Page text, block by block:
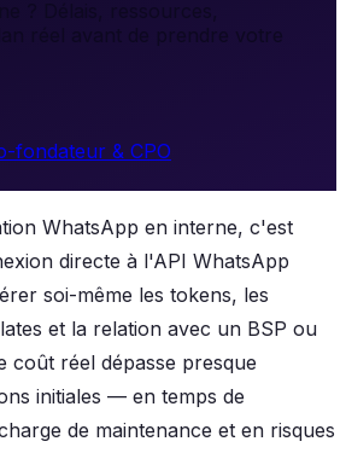
réel avant de prendre votre
fondateur & CPO
WhatsApp en interne, c'est
directe à l'API WhatsApp
soi-même les tokens, les
et la relation avec un BSP ou
coût réel dépasse presque
initiales — en temps de
de maintenance et en risques